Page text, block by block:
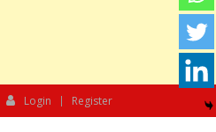
Login Register